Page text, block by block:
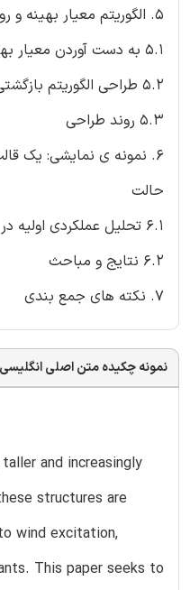
5. الگوریتم معیار بهینه و روند های طراحی
5.1 به دست آوردن معیار بهینه
5.2 طراحی الگوریتم بازگشتی
5.3 روند طراحی
حالت
6.1 تحلیل عملکردی اولیه در ساختمان نمونه
6.2 نتایج و مباحث
7. نکته های جمع بندی
نمونه چکیده متن اصلی انگلیسی
and increasingly
structures are
wind excitation,
This paper seeks to